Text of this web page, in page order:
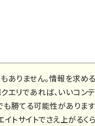
ありません。情報を求める
リであれば、いいコン
勝てる可能性があります
イトサイトでさえ上がるく